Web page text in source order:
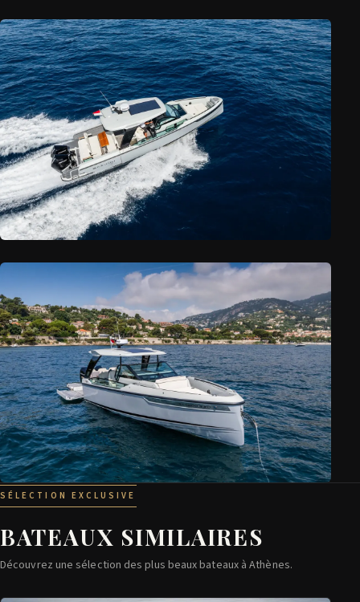
SÉLECTION EXCLUSIVE
BATEAUX SIMILAIRES
Découvrez une sélection des plus beaux bateaux à Athènes.